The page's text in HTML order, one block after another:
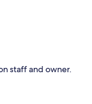
staff and owner.